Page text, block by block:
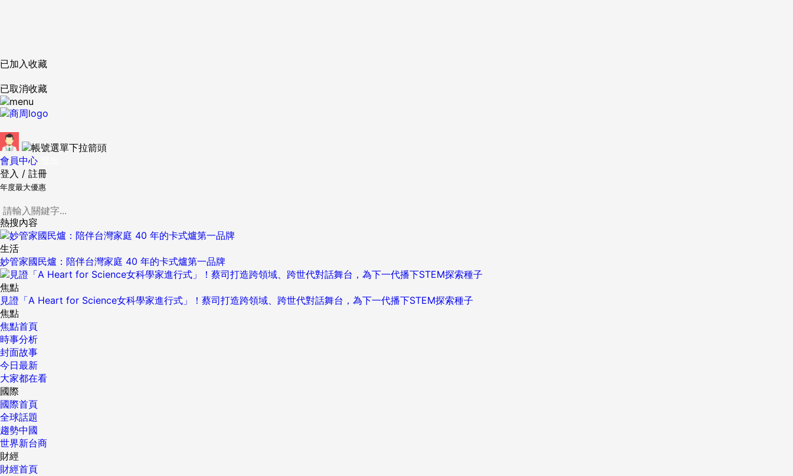
已加入收藏
已取消收藏
會員中心
登入 / 註冊
年度最大優惠
熱搜內容
生活
妙管家國民爐：陪伴台灣家庭 40 年的卡式爐第一品牌
焦點
見證「A Heart for Science女科學家進行式」！蔡司打造跨領域、跨世代對話舞台，為下一代播下STEM探索種子
焦點
焦點首頁
時事分析
封面故事
今日最新
大家都在看
國際
國際首頁
全球話題
趨勢中國
世界新台商
財經
財經首頁